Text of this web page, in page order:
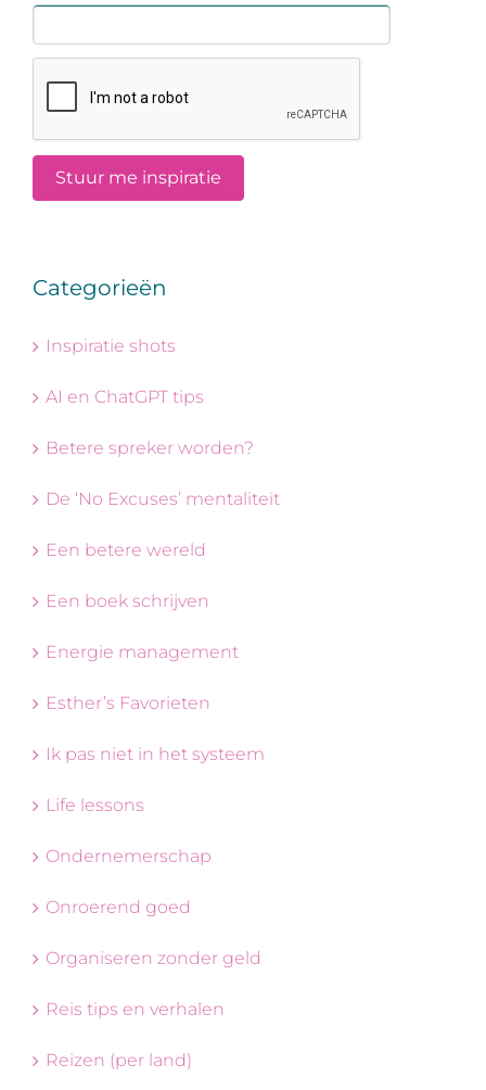
Categorieën
Inspiratie shots
AI en ChatGPT tips
Betere spreker worden?
De ‘No Excuses’ mentaliteit
Een betere wereld
Een boek schrijven
Energie management
Esther’s Favorieten
Ik pas niet in het systeem
Life lessons
Ondernemerschap
Onroerend goed
Organiseren zonder geld
Reis tips en verhalen
Reizen (per land)